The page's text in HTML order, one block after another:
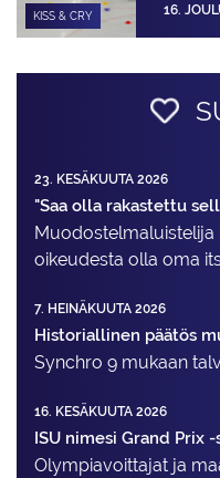
KISS & CRY 16.
23. KESÄKUUTA 2026
"Saa olla rakastettu
Muodostelma­luistelija
oikeudesta olla oma
7. HEINÄKUUTA 2026
Historiallinen päätös
Synchro 9 mukaan
16. KESÄKUUTA 2026
ISU nimesi Grand Prix
Olympiavoittajat ja